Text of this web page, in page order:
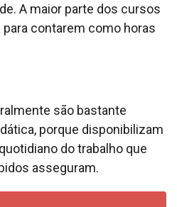
A maior parte dos cursos
contarem como horas
são bastante
porque disponibilizam
do trabalho que
asseguram.